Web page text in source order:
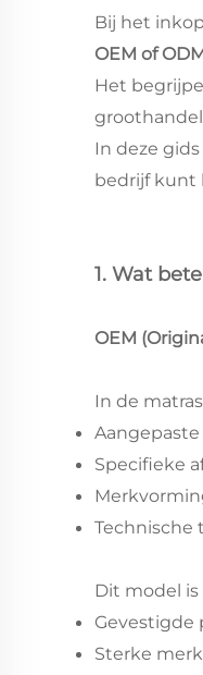
Bij het
OEM of
Het
In deze
bedrijf kunt
1. Wat
OEM
In de
Specifieke
Technische
Dit model is
Sterke